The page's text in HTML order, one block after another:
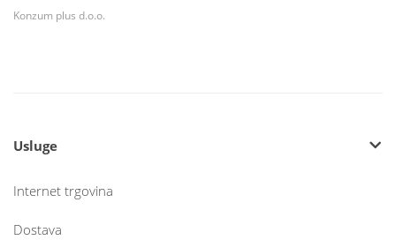
Konzum plus d.o.o.
Usluge
Internet trgovina
Dostava